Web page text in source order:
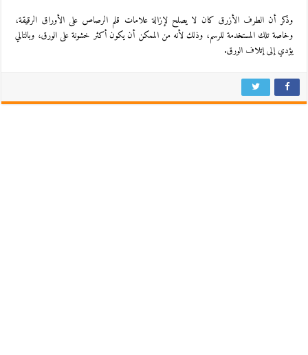
وذكر أن الطرف الأزرق كان لا يصلح لإزالة علامات قلم الرصاص على الأوراق الرقيقة،
وخاصة تلك المستخدمة للرسم، وذلك لأنه من الممكن أن يكون أكثر خشونة على الورق، وبالتالي
يؤدي إلى إتلاف الورق.